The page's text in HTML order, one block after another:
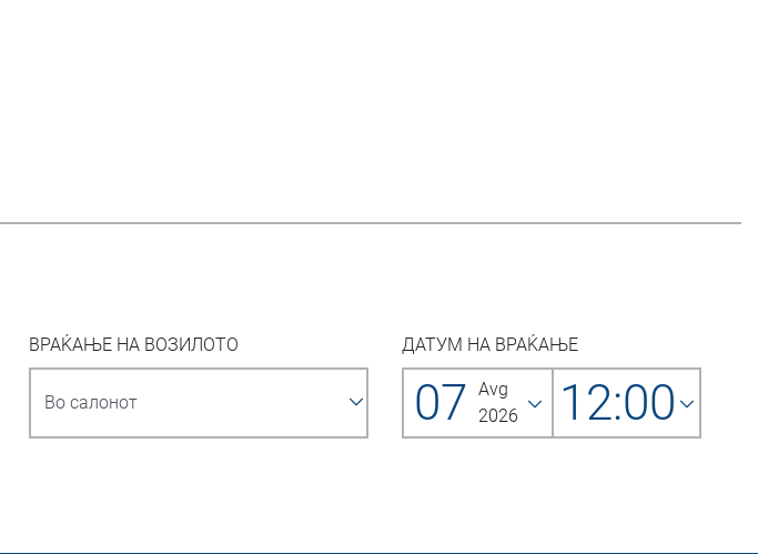
ВРАЌАЊЕ НА ВОЗИЛОТО ДАТУМ НА ВРАЌАЊЕ
07 Avg
2026
12:00